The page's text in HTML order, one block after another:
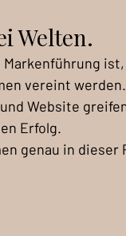
Welten.
vereint werden.
Website
Erfolg.
genau in dieser